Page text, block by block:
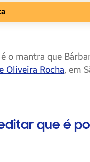
o mantra que
Oliveira Rocha, em
que é